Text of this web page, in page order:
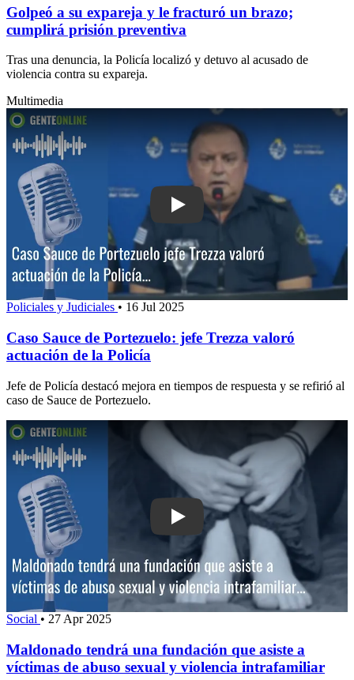
Golpeó a su expareja y le fracturó un brazo;
cumplirá prisión preventiva
Tras una denuncia, la Policía localizó y detuvo al acusado de
violencia contra su expareja.
Multimedia
Play: Caso Sauce de Portezuelo: jefe
Policiales y Judiciales • 16 Jul 2025
Caso Sauce de Portezuelo: jefe Trezza valoró
actuación de la Policía
Jefe de Policía destacó mejora en tiempos de respuesta y se refirió al
caso de Sauce de Portezuelo.
Play: Maldonado tendrá una
Social • 27 Apr 2025
Maldonado tendrá una fundación que asiste a
víctimas de abuso sexual y violencia intrafamiliar